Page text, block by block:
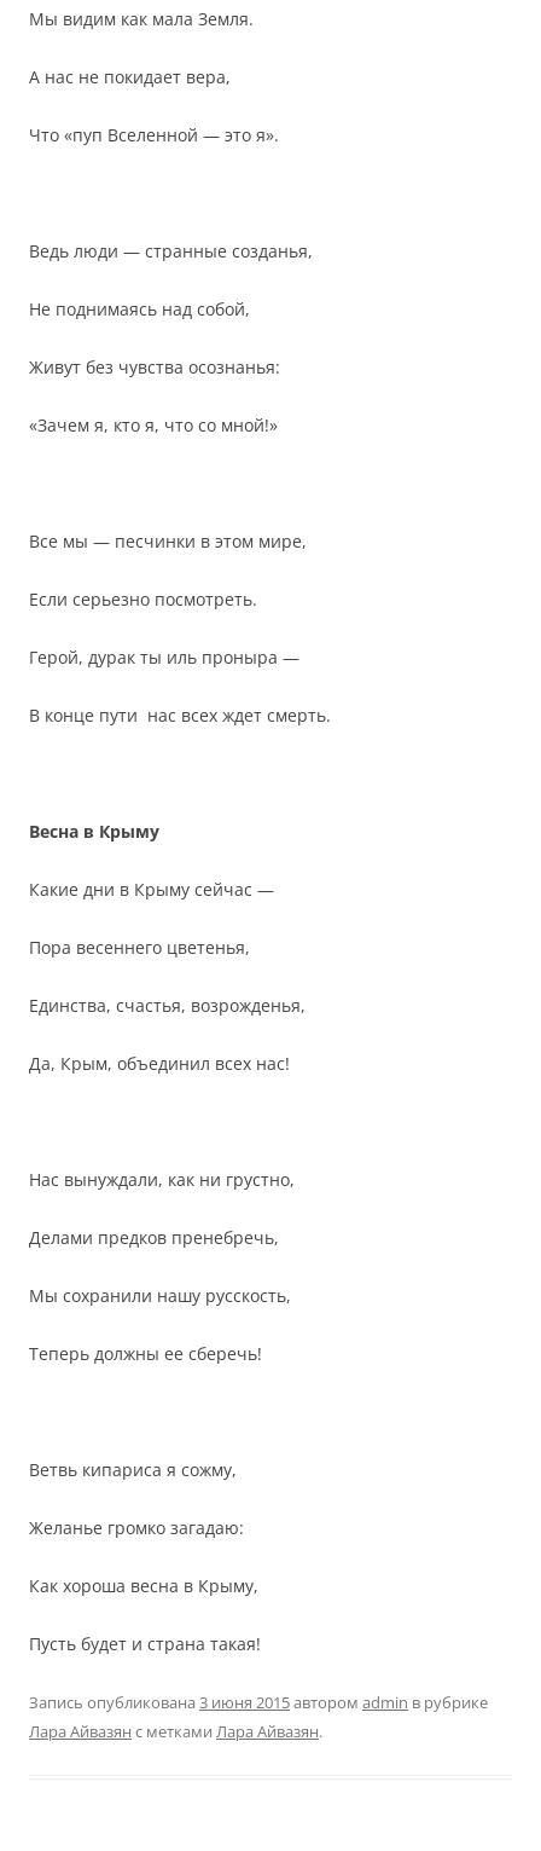
Мы видим как мала Земля.
А нас не покидает вера,
Что «пуп Вселенной — это я».
Ведь люди — странные созданья,
Не поднимаясь над собой,
Живут без чувства осознанья:
«Зачем я, кто я, что со мной!»
Все мы — песчинки в этом мире,
Если серьезно посмотреть.
Герой, дурак ты иль проныра —
В конце пути нас всех ждет смерть.
Весна в Крыму
Какие дни в Крыму сейчас —
Пора весеннего цветенья,
Единства, счастья, возрожденья,
Да, Крым, объединил всех нас!
Нас вынуждали, как ни грустно,
Делами предков пренебречь,
Мы сохранили нашу русскость,
Теперь должны ее сберечь!
Ветвь кипариса я сожму,
Желанье громко загадаю:
Как хороша весна в Крыму,
Пусть будет и страна такая!
Запись опубликована 3 июня 2015автором admin в рубрике
Лара Айвазян с метками Лара Айвазян.